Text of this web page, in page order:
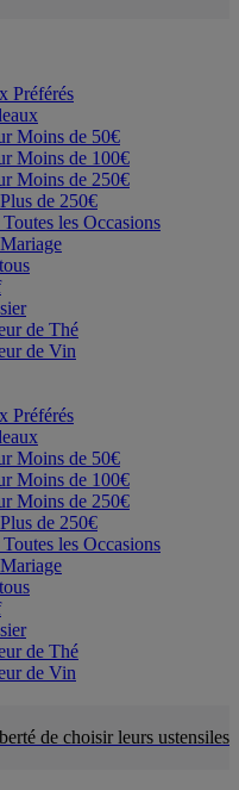
Préférés
Moins de 50€
Moins de 100€
Moins de 250€
de 250€
les Occasions
de Thé
de Vin
Préférés
Moins de 50€
Moins de 100€
Moins de 250€
de 250€
les Occasions
de Thé
de Vin
de choisir leurs ustensiles